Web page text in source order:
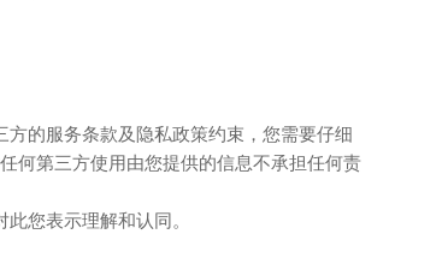
的服务条款及隐私政策约束，您需要仔细
何第三方使用由您提供的信息不承担任何责
您表示理解和认同。